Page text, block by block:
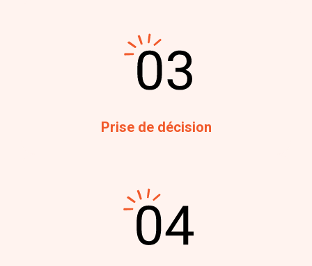
Prise de décision